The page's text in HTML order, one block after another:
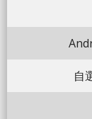
自